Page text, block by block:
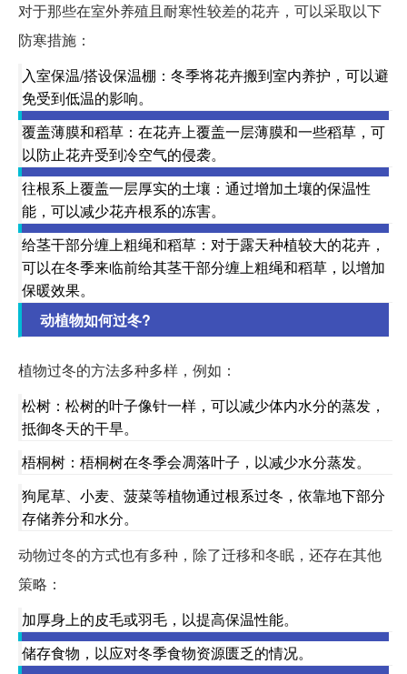
对于那些在室外养殖且耐寒性较差的花卉，可以采取以下
防寒措施：
入室保温/搭设保温棚：冬季将花卉搬到室内养护，可以避
免受到低温的影响。
覆盖薄膜和稻草：在花卉上覆盖一层薄膜和一些稻草，可
以防止花卉受到冷空气的侵袭。
往根系上覆盖一层厚实的土壤：通过增加土壤的保温性
能，可以减少花卉根系的冻害。
给茎干部分缠上粗绳和稻草：对于露天种植较大的花卉，
可以在冬季来临前给其茎干部分缠上粗绳和稻草，以增加
保暖效果。
动植物如何过冬?
植物过冬的方法多种多样，例如：
松树：松树的叶子像针一样，可以减少体内水分的蒸发，
抵御冬天的干旱。
梧桐树：梧桐树在冬季会凋落叶子，以减少水分蒸发。
狗尾草、小麦、菠菜等植物通过根系过冬，依靠地下部分
存储养分和水分。
动物过冬的方式也有多种，除了迁移和冬眠，还存在其他
策略：
加厚身上的皮毛或羽毛，以提高保温性能。
储存食物，以应对冬季食物资源匮乏的情况。